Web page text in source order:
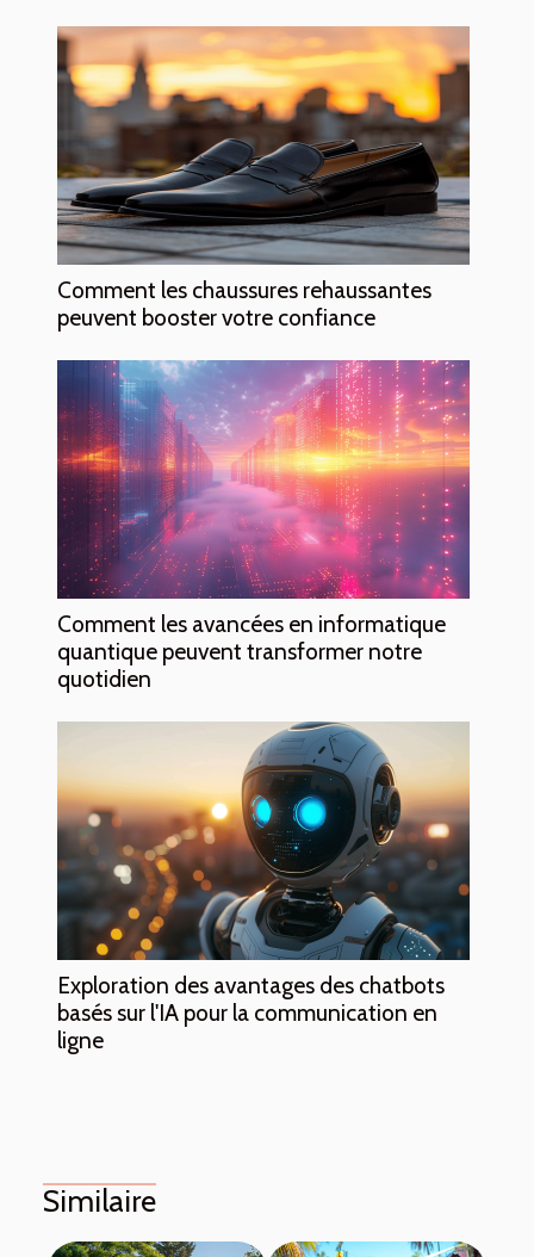
Comment les chaussures rehaussantes
peuvent booster votre confiance
Comment les avancées en informatique
quantique peuvent transformer notre
quotidien
Exploration des avantages des chatbots
basés sur l'IA pour la communication en
ligne
Similaire